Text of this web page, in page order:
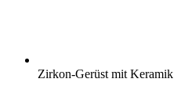
Zirkon-Gerüst mit Keramik